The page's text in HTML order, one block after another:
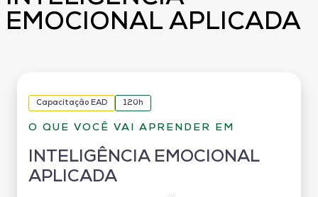
EMOCIONAL APLICADA
Capacitação EAD 120h
O QUE VOCÊ VAI APRENDER EM
INTELIGÊNCIA EMOCIONAL
APLICADA